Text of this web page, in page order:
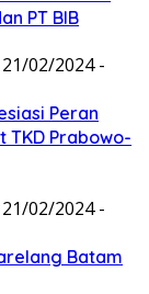
PT BIB
02/2024 -
Peran
TKD Prabowo-
02/2024 -
Batam